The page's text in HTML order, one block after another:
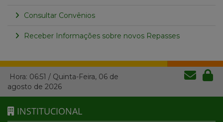
Consultar Convênios
Receber Informações sobre novos Repasses
Hora: 06:51 / Quinta-Feira, 06 de
agosto de 2026
INSTITUCIONAL